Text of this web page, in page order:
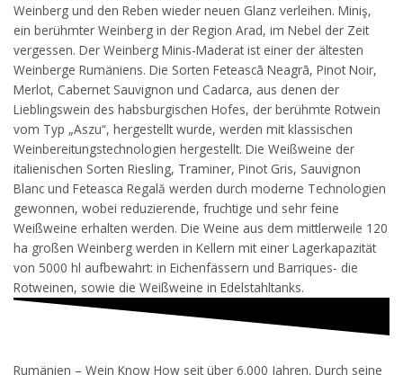
Weinberg und den Reben wieder neuen Glanz verleihen. Miniş,
ein berühmter Weinberg in der Region Arad, im Nebel der Zeit
vergessen. Der Weinberg Minis-Maderat ist einer der ältesten
Weinberge Rumäniens. Die Sorten Feteascā Neagrā, Pinot Noir,
Merlot, Cabernet Sauvignon und Cadarca, aus denen der
Lieblingswein des habsburgischen Hofes, der berühmte Rotwein
vom Typ „Aszu“, hergestellt wurde, werden mit klassischen
Weinbereitungstechnologien hergestellt. Die Weißweine der
italienischen Sorten Riesling, Traminer, Pinot Gris, Sauvignon
Blanc und Feteasca Regală werden durch moderne Technologien
gewonnen, wobei reduzierende, fruchtige und sehr feine
Weißweine erhalten werden. Die Weine aus dem mittlerweile 120
ha großen Weinberg werden in Kellern mit einer Lagerkapazität
von 5000 hl aufbewahrt: in Eichenfässern und Barriques- die
Rotweinen, sowie die Weißweine in Edelstahltanks.
Rumänien – Wein Know How seit über 6.000 Jahren. Durch seine